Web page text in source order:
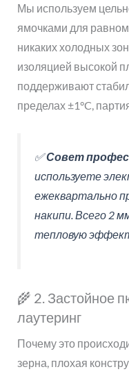
Мы используем
ямочками для
никаких холодных
изоляцией высокой
поддерживают
пределах ±1°C,
✅Совет
используете
ежеквартально
накипи. Всего 2
тепловую
🌾 2. Застойное
лаутеринг
Почему это
зерна, плохая